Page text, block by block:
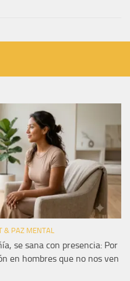
& PAZ MENTAL
se sana con presencia: Por
en hombres que no nos ven